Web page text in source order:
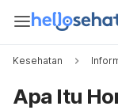
Kesehatan
Apa Itu